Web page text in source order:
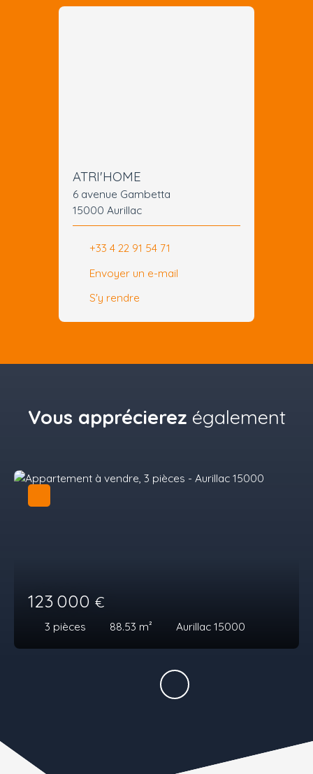
ATRI'HOME
6 avenue Gambetta
15000 Aurillac
+33 4 22 91 54 71
Envoyer un e-mail
S'y rendre
Vous apprécierez également
123 000 €
3 pièces 88.53 m² Aurillac 15000